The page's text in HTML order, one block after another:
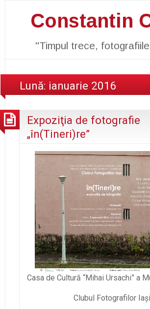
Constantin
"Timpul trece,
Lună: ianuarie 2016
Expoziţia de fotografie
„în(Tineri)re”
Casa de Cultură “Mihai Ursachi” a
Clubul Fotografilor Iaşi